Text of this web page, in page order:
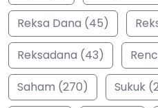
Reksa Dana (45)
Reksadana (43)
Saham (270)
Sukuk